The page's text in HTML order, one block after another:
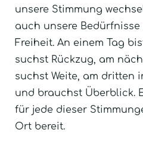
unsere Stimmung
auch unsere
Freiheit. An einem Tag
suchst Rückzug, am
suchst Weite, am dritten
und brauchst Überblick.
für jede dieser
Ort bereit.